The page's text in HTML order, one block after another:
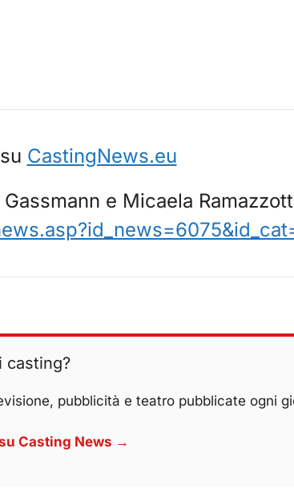
CastingNews.eu
e Micaela
casting?
pubblicità e teatro pubblicate ogni
Casting News →